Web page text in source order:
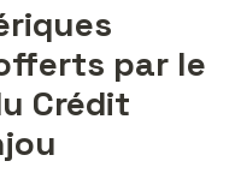
par le
Crédit